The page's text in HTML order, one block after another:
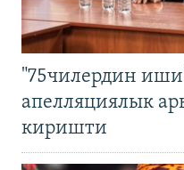
"75чилердин
апелляциялык
киришти